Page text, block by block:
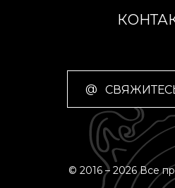
@
© 2016 – 2026 Все